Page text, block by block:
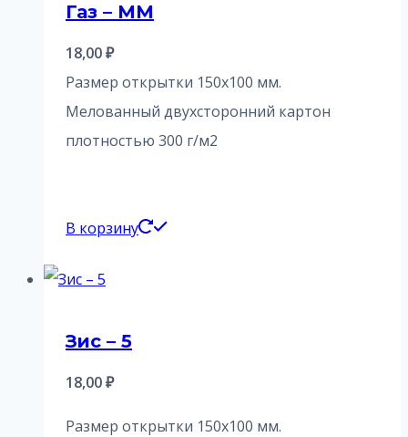
Газ – ММ
18,00₽
Размер открытки 150х100 мм.
Мелованный двухсторонний картон
плотностью 300 г/м2
В корзину
Зис – 5
18,00₽
Размер открытки 150х100 мм.